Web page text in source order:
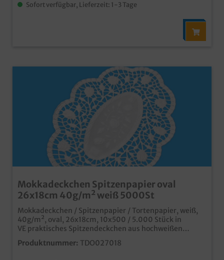
Sofort verfügbar, Lieferzeit: 1-3 Tage
Mokkadeckchen Spitzenpapier oval
26x18cm 40g/m² weiß 5000St
Mokkadeckchen / Spitzenpapier / Tortenpapier, weiß,
40g/m², oval, 26x18cm, 10x500 / 5.000 Stück in
VE praktisches Spitzendeckchen aus hochweißen
Papier ideal für Serviertabletts in Café, Konditorei oder
Bäckerei
Produktnummer: TDO027018